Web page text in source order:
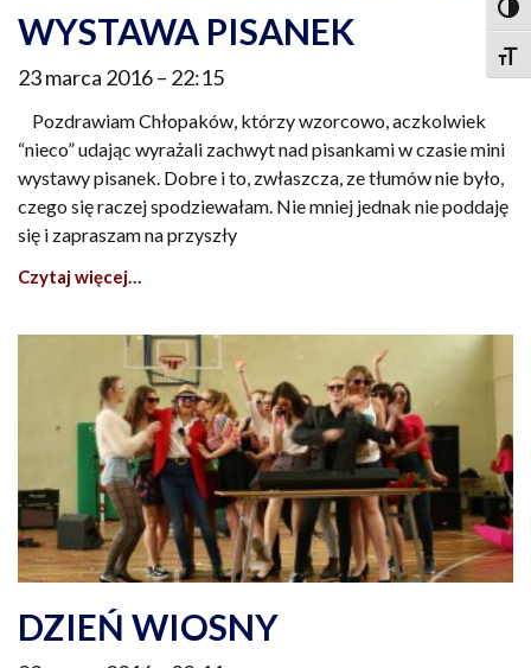
WYSTAWA PISANEK
23 marca 2016 22:15
Pozdrawiam Chłopaków, którzy wzorcowo, aczkolwiek
“nieco” udając wyrażali zachwyt nad pisankami w czasie mini
wystawy pisanek. Dobre i to, zwłaszcza, ze tłumów nie było,
czego się raczej spodziewałam. Nie mniej jednak nie poddaję
się i zapraszam na przyszły
Czytaj więcej…
DZIEŃ WIOSNY